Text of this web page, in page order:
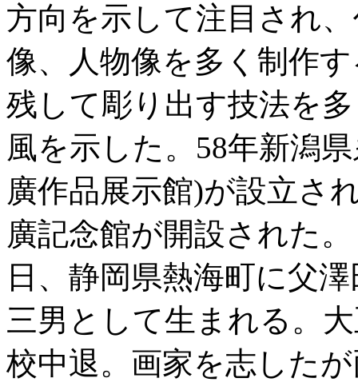
方向を示して注目され
像、人物像を多く制作
残して彫り出す技法を
風を示した。58年新潟
廣作品展示館)が設立さ
廣記念館が開設された
日、静岡県熱海町に父
三男として生まれる。
校中退。画家を志した